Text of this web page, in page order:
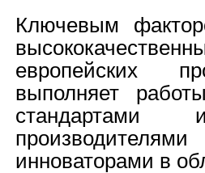
Ключевым
европейских
выполняет
стандартами
инноваторами в